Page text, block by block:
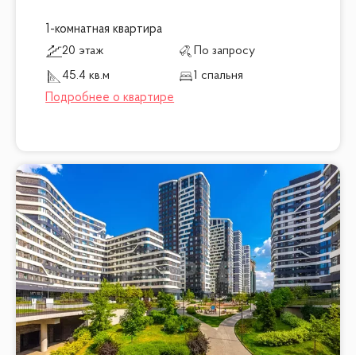
1-комнатная квартира
20 этаж
По запросу
45.4 кв.м
1 спальня